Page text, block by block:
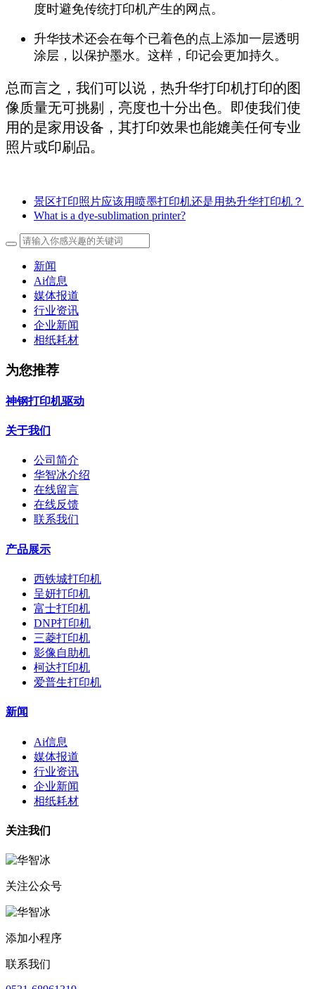
度时避免传统打印机产生的网点。
升华技术还会在每个已着色的点上添加一层透明
涂层，以保护墨水。这样，印记会更加持久。
总而言之，我们可以说，热升华打印机打印的图
像质量无可挑剔，亮度也十分出色。即使我们使
用的是家用设备，其打印效果也能媲美任何专业
照片或印刷品。
景区打印照片应该用喷墨打印机还是用热升华打印机？
What is a dye-sublimation printer?
新闻
Ai信息
媒体报道
行业资讯
企业新闻
相纸耗材
为您推荐
神钢打印机驱动
关于我们
公司简介
华智冰介绍
在线留言
在线反馈
联系我们
产品展示
西铁城打印机
呈妍打印机
富士打印机
DNP打印机
三菱打印机
影像自助机
柯达打印机
爱普生打印机
新闻
Ai信息
媒体报道
行业资讯
企业新闻
相纸耗材
关注我们
关注公众号
添加小程序
联系我们